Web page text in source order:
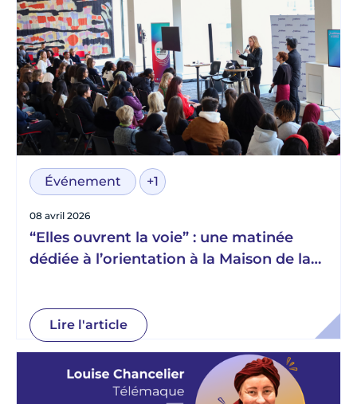
Événement +1
08 avril 2026
“Elles ouvrent la voie” : une matinée
dédiée à l’orientation à la Maison de la
Lire l'article